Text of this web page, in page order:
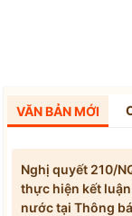
VĂN BẢN MỚI
Nghị quyết 210/
thực hiện kết
nước tại Thông